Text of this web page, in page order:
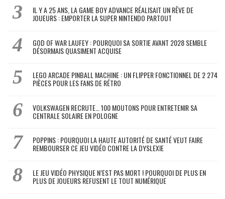
IL Y A 25 ANS, LA GAME BOY ADVANCE RÉALISAIT UN RÊVE DE
JOUEURS : EMPORTER LA SUPER NINTENDO PARTOUT
GOD OF WAR LAUFEY : POURQUOI SA SORTIE AVANT 2028 SEMBLE
DÉSORMAIS QUASIMENT ACQUISE
LEGO ARCADE PINBALL MACHINE : UN FLIPPER FONCTIONNEL DE 2 274
PIÈCES POUR LES FANS DE RÉTRO
VOLKSWAGEN RECRUTE… 100 MOUTONS POUR ENTRETENIR SA
CENTRALE SOLAIRE EN POLOGNE
POPPINS : POURQUOI LA HAUTE AUTORITÉ DE SANTÉ VEUT FAIRE
REMBOURSER CE JEU VIDÉO CONTRE LA DYSLEXIE
LE JEU VIDÉO PHYSIQUE N’EST PAS MORT ! POURQUOI DE PLUS EN
PLUS DE JOUEURS REFUSENT LE TOUT NUMÉRIQUE